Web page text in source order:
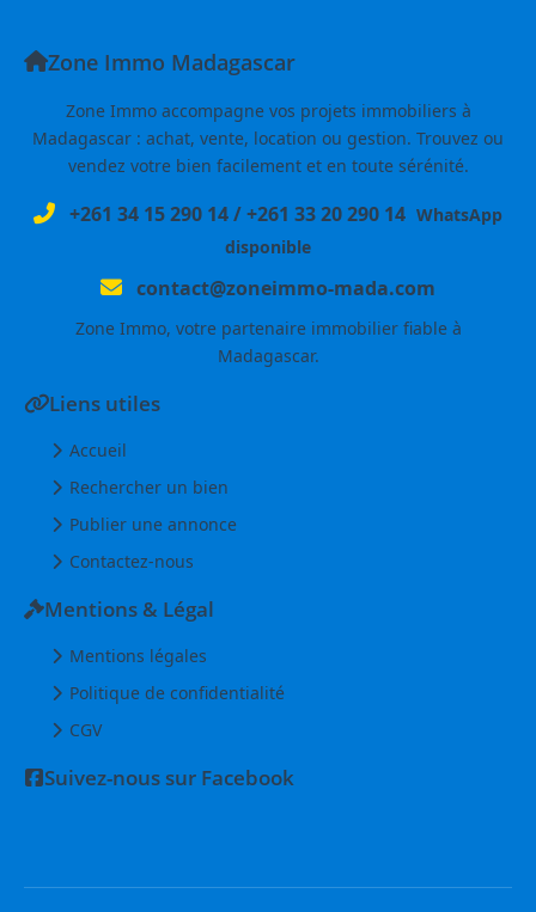
Zone Immo Madagascar
Zone Immo accompagne vos projets immobiliers à
Madagascar : achat, vente, location ou gestion. Trouvez ou
vendez votre bien facilement et en toute sérénité.
+261 34 15 290 14/+261 33 20 290 14 WhatsApp
disponible
contact@zoneimmo-mada.com
Zone Immo, votre partenaire immobilier fiable à
Madagascar.
Liens utiles
Accueil
Rechercher un bien
Publier une annonce
Contactez-nous
Mentions & Légal
Mentions légales
Politique de confidentialité
CGV
Suivez-nous sur Facebook